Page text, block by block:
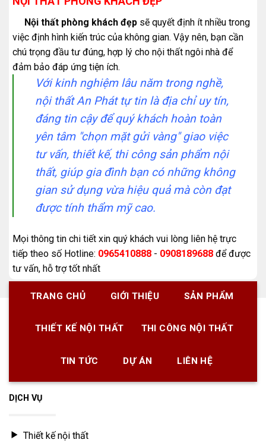
Nội thất phòng khách đẹp sẽ quyết định ít nhiều trong
việc định hình kiến trúc của không gian. Vậy nên, bạn cần
chú trọng đầu tư đúng, hợp lý cho nội thất ngôi nhà để
đảm bảo đáp ứng tiện ích.
Với kinh nghiệm lâu năm trong nghề,
nội thất An Phát tự tin là địa chỉ uy tín,
đáng tin cậy để quý khách hoàn toàn
yên tâm "chọn mặt gửi vàng" giao việc
tư vấn, thiết kế, thi công sản phẩm nội
thất, giúp gia đình bạn có những không
gian sử dụng vừa hiệu quả mà còn đạt
được tính thẩm mỹ cao.
Mọi thông tin chi tiết xin quý khách vui lòng liên hệ trực
tiếp theo số Hotline: 0965410888 - 0908189688 để được
tư vấn, hỗ trợ tốt nhất
TRANG CHỦ GIỚI THIỆU SẢN PHẨM
THIẾT KẾ NỘI THẤT THI CÔNG NỘI THẤT
TIN TỨC DỰ ÁN LIÊN HỆ
DỊCH VỤ
Thiết kế nội thất